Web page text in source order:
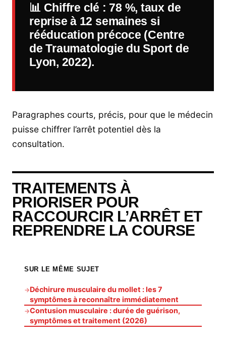
📊 Chiffre clé : 78 %, taux de
reprise à 12 semaines si
rééducation précoce (Centre
de Traumatologie du Sport de
Lyon, 2022).
Paragraphes courts, précis, pour que le médecin
puisse chiffrer l’arrêt potentiel dès la
consultation.
TRAITEMENTS À
PRIORISER POUR
RACCOURCIR L’ARRÊT ET
REPRENDRE LA COURSE
SUR LE MÊME SUJET
→Déchirure musculaire du mollet : les 7
symptômes à reconnaître immédiatement
→Contusion musculaire : durée de guérison,
symptômes et traitement (2026)